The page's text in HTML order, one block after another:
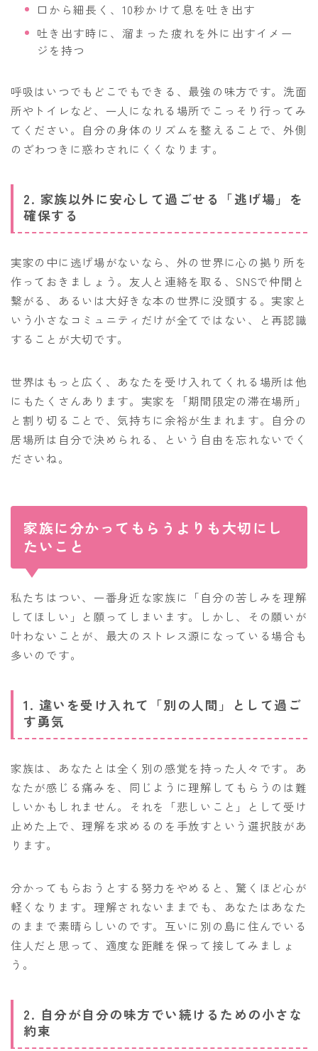
口から細長く、10秒かけて息を吐き出す
吐き出す時に、溜まった疲れを外に出すイメー
ジを持つ
呼吸はいつでもどこでもできる、最強の味方です。洗面
所やトイレなど、一人になれる場所でこっそり行ってみ
てください。自分の身体のリズムを整えることで、外側
のざわつきに惑わされにくくなります。
2. 家族以外に安心して過ごせる「逃げ場」を
確保する
実家の中に逃げ場がないなら、外の世界に心の拠り所を
作っておきましょう。友人と連絡を取る、SNSで仲間と
繋がる、あるいは大好きな本の世界に没頭する。実家と
いう小さなコミュニティだけが全てではない、と再認識
することが大切です。
世界はもっと広く、あなたを受け入れてくれる場所は他
にもたくさんあります。実家を「期間限定の滞在場所」
と割り切ることで、気持ちに余裕が生まれます。自分の
居場所は自分で決められる、という自由を忘れないでく
ださいね。
家族に分かってもらうよりも大切にし
たいこと
私たちはつい、一番身近な家族に「自分の苦しみを理解
してほしい」と願ってしまいます。しかし、その願いが
叶わないことが、最大のストレス源になっている場合も
多いのです。
1. 違いを受け入れて「別の人間」として過ご
す勇気
家族は、あなたとは全く別の感覚を持った人々です。あ
なたが感じる痛みを、同じように理解してもらうのは難
しいかもしれません。それを「悲しいこと」として受け
止めた上で、理解を求めるのを手放すという選択肢があ
ります。
分かってもらおうとする努力をやめると、驚くほど心が
軽くなります。理解されないままでも、あなたはあなた
のままで素晴らしいのです。互いに別の島に住んでいる
住人だと思って、適度な距離を保って接してみましょ
う。
2. 自分が自分の味方でい続けるための小さな
約束